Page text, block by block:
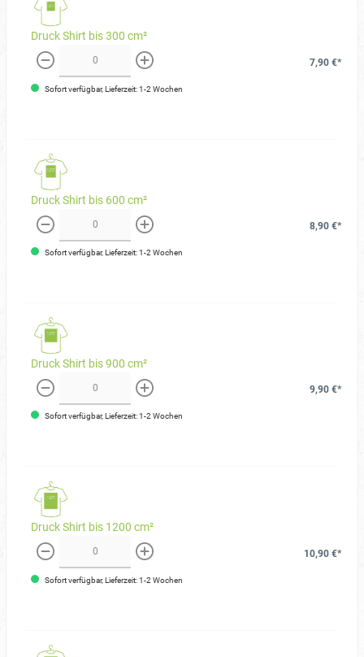
Druck Shirt bis 300 cm²
weniger mehr
7,90 €*
Sofort verfügbar, Lieferzeit: 1-2 Wochen
Druck Shirt bis 600 cm²
weniger mehr
8,90 €*
Sofort verfügbar, Lieferzeit: 1-2 Wochen
Druck Shirt bis 900 cm²
weniger mehr
9,90 €*
Sofort verfügbar, Lieferzeit: 1-2 Wochen
Druck Shirt bis 1200 cm²
weniger mehr
10,90 €*
Sofort verfügbar, Lieferzeit: 1-2 Wochen